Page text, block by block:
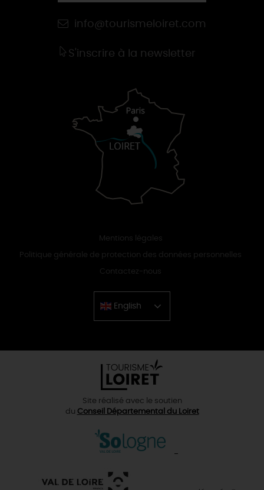
info@tourismeloiret.com
S'inscrire à la newsletter
Mentions légales
Politique générale de protection des données personnelles
Contactez-nous
English
Chinese
Site réalisé avec le soutien
du Conseil Départemental du Loiret